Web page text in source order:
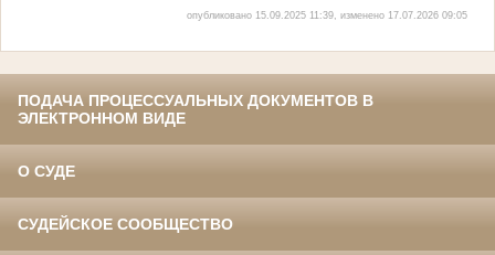
опубликовано 15.09.2025 11:39, изменено 17.07.2026 09:05
ПОДАЧА ПРОЦЕССУАЛЬНЫХ ДОКУМЕНТОВ В
ЭЛЕКТРОННОМ ВИДЕ
О СУДЕ
СУДЕЙСКОЕ СООБЩЕСТВО